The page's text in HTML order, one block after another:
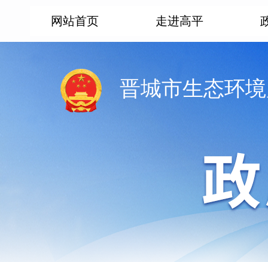
网站首页 走进高平
晋城市生态环